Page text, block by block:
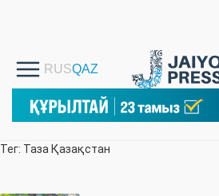
Тег: Таза Қазақстан